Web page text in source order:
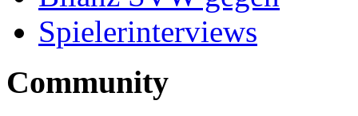
Spielerinterviews
Community